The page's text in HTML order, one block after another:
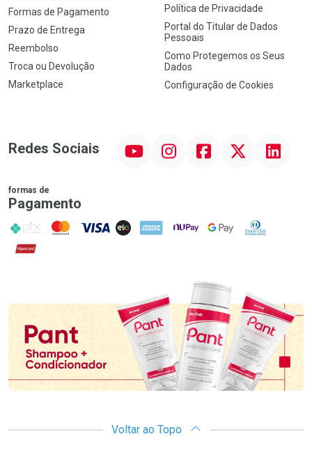
Formas de Pagamento
Prazo de Entrega
Reembolso
Troca ou Devolução
Marketplace
Política de Privacidade
Portal do Titular de Dados
Pessoais
Como Protegemos os Seus
Dados
Configuração de Cookies
Redes Sociais InstagramFacebookTwitter Linkedin
formas de
Pagamento
PIX MasterCard
VISA ELO AMEX NuPay Google PayDiners Club
Hipercard
Voltar ao Topo